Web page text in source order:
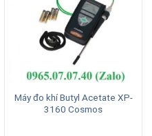
Máy đo khí Butyl Acetate XP-
3160 Cosmos